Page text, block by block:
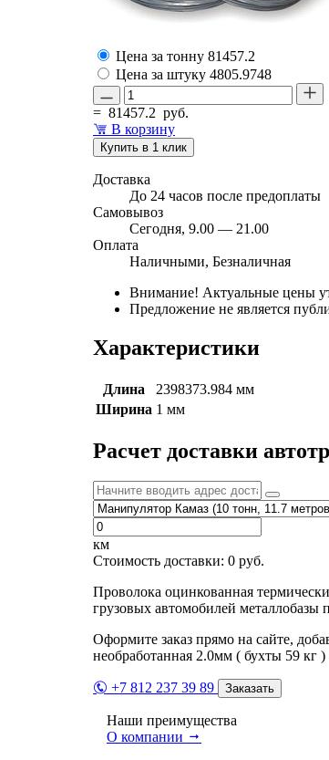
Цена за тонну 81457.2
Цена за штуку 4805.9748
= 81457.2 руб.
В корзину
Купить в 1 клик
Доставка
До 24 часов после предоплаты
Самовывоз
Сегодня, 9.00 — 21.00
Оплата
Наличными, Безналичная
Внимание! Актуальные цены
Предложение не является
Характеристики
Длина
2398373.984 мм
Ширина 1 мм
Расчет доставки
км
Стоимость доставки: 0 руб.
Проволока оцинкованная
грузовых автомобилей
Оформите заказ прямо на сайте,
необработанная 2.0мм ( бухты 59 кг
+7 812 237 39 89 Заказать
Наши преимущества
О компании